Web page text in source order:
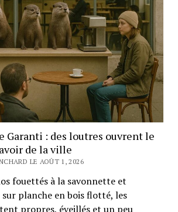
Garanti : des loutres ouvrent le
de la ville
LE AOÛT 1, 2026
fouettés à la savonnette et
sur planche en bois flotté, les
propres, éveillés et un peu